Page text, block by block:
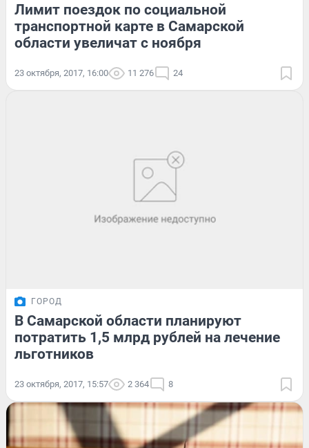
Лимит поездок по социальной
транспортной карте в Самарской
области увеличат с ноября
23 октября, 2017, 16:00 11 276 24
ГОРОД
В Самарской области планируют
потратить 1,5 млрд рублей на лечение
льготников
23 октября, 2017, 15:57 2 364 8